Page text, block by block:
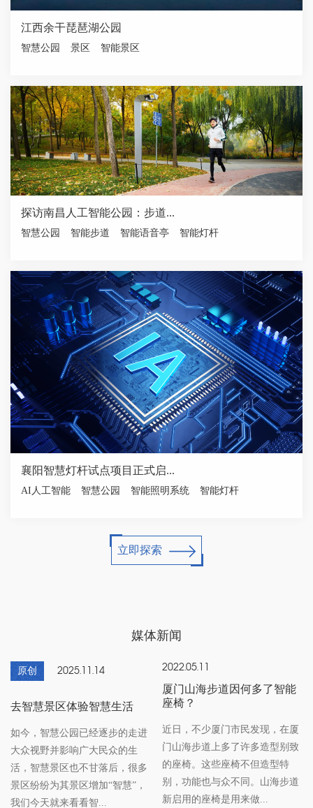
江西余干琵琶湖公园
智慧公园 景区 智能景区
探访南昌人工智能公园：步道...
智慧公园 智能步道 智能语音亭 智能灯杆
襄阳智慧灯杆试点项目正式启...
AI人工智能 智慧公园 智能照明系统 智能灯杆
立即探索
媒体新闻
原创 2025.11.14
去智慧景区体验智慧生活
如今，智慧公园已经逐步的走进
大众视野并影响广大民众的生
活，智慧景区也不甘落后，很多
景区纷纷为其景区增加“智慧”，
我们今天就来看看智...
2022.05.11
厦门山海步道因何多了智能
座椅？
近日，不少厦门市民发现，在厦
门山海步道上多了许多造型别致
的座椅。这些座椅不但造型特
别，功能也与众不同。山海步道
新启用的座椅是用来做...